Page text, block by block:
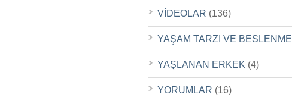
VİDEOLAR (136)
YAŞAM TARZI VE BESLENME
YAŞLANAN ERKEK (4)
YORUMLAR (16)